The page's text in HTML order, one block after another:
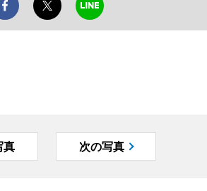
真 次の写真